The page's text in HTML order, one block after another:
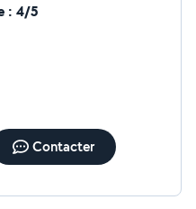
: 4/5
Contacter